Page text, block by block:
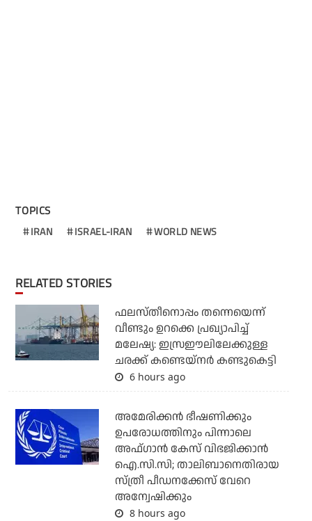
TOPICS
IRAN ISRAEL-IRAN WORLD NEWS
RELATED STORIES
ഫലസ്തീനൊപ്പം തന്നെയെന്ന്
വീണ്ടും ഉറക്കെ പ്രഖ്യാപിച്ച്
മലേഷ്യ: ഇസ്രഈലിലേക്കുള്ള
ചരക്ക് കണ്ടെയ്‌നര്‍ കണ്ടുകെട്ടി
6 hours ago
അമേരിക്കന്‍ ഭീഷണിക്കും
ഉപരോധത്തിനും പിന്നാലെ
അഫ്ഗാന്‍ കേസ് വിഭജിക്കാന്‍
ഐ.സി.സി; താലിബാനെതിരായ
സ്ത്രീ പീഡനക്കേസ് വേറെ
അന്വേഷിക്കും
8 hours ago